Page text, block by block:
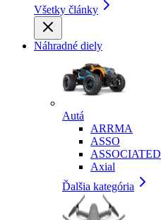
Všetky články
Náhradné diely
Autá
ARRMA
ASSO
ASSOCIATED
Axial
Ďalšia kategória